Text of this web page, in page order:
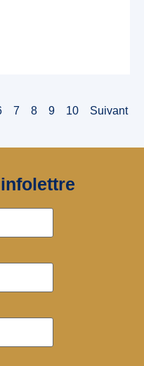
7 8 9 10 Suivant